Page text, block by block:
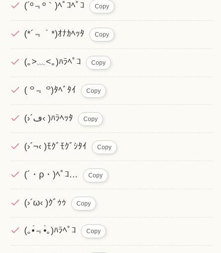
(´º﹃º｀)ﾍﾟｺﾍﾟｺ Copy
(*´﹃｀*)ｵﾅｶﾍｯﾀ Copy
(｡>﹏<｡)ﾊﾗﾍﾟｺ Copy
( ꒪﹃ ꒪)ﾀﾍﾞﾀｲ Copy
(›´ڡ‹ )ﾊﾗﾍｯﾀ Copy
(›´¬‹ )ﾓｸﾞﾓｸﾞｼﾀｲ Copy
(´・ρ・)ﾍﾟｺ… Copy
(›´ω‹ )ｸﾞｩｩ Copy
(｡•́﹃•̀｡)ﾊﾗﾍﾟｺ Copy